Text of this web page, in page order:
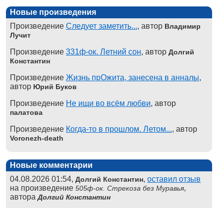
Новые произведения
Произведение Следует заметить..., автор Владимир
Лучит
Произведение 331ф-ок. Летний сон, автор Долгий
Константин
Произведение Жизнь прОжита, занесена в анналы,
автор Юрий Буков
Произведение Не ищи во всём любви, автор
палатова
Произведение Когда-то в прошлом. Летом..., автор
Voronezh-death
Новые комментарии
04.08.2026 01:54, Долгий Константин, оставил отзыв
на произведение 505ф-ок. Стрекоза без Муравья,
автораДолгий Константин